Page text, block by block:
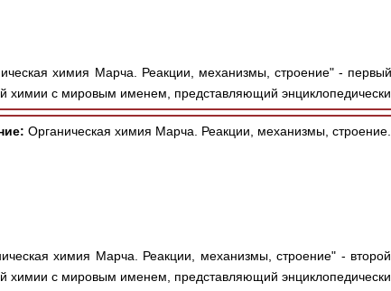
химия Марча. Реакции, механизмы, строение" -
химии с мировым именем, представляющий
Органическая химия Марча. Реакции, механизмы,
химия Марча. Реакции, механизмы, строение" -
химии с мировым именем, представляющий